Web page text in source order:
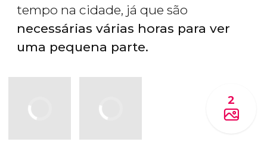
tempo na cidade, já que são
necessárias várias horas para ver
uma pequena parte.
2